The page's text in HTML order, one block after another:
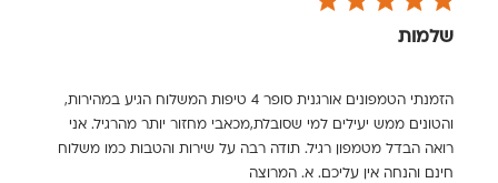
שלמות
הזמנתי הטמפונים אורגנית סופר 4 טיפות המשלוח הגיע במהירות,
והטונים ממש יעילים למי שסובלת,מכאבי מחזור יותר מהרגיל. אני
רואה הבדל מטמפון רגיל. תודה רבה על שירות והטבות כמו משלוח
חינם והנחה אין עליכם. א. המרוצה